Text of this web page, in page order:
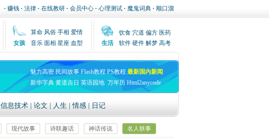
· 赚钱 · 法律 · 在线教研 · 会员中心 · 心理测试 · 魔鬼词典 · 顺口溜
算命 风俗 手相 爱情
女孩
音乐 面相 星座 血型
饮食 穴道 偏方 医药
生活
软件 硬件 解梦 高考
魅力高密 民间故事 Flash教程 PS教程 最新国内新闻
新华字典 黄道吉日 英语园地 万年历 Html2anycode
信息技术 论文 人生 |情感 日记
现代故事 诗联趣话 神话传说
名人轶事